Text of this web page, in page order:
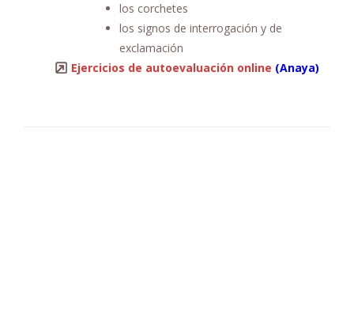
los corchetes
los signos de interrogación y de
exclamación
Ejercicios de autoevaluación online (Anaya)